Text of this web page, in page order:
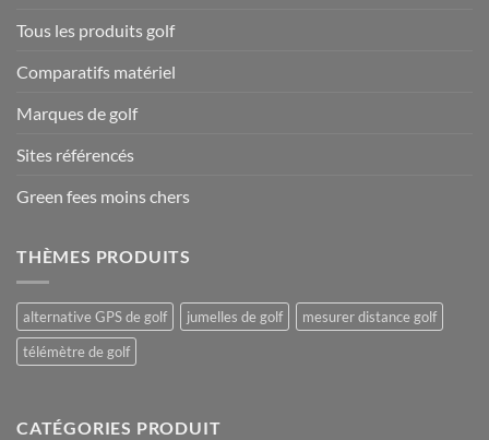
Tous les produits golf
Comparatifs matériel
Marques de golf
Sites référencés
Green fees moins chers
THÈMES PRODUITS
alternative GPS de golf jumelles de golf
mesurer distance golf
télémètre de golf
CATÉGORIES PRODUIT